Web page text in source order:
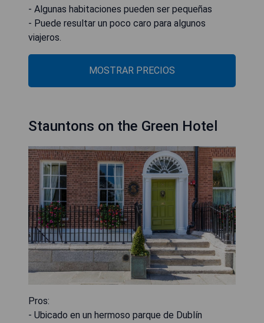
- Algunas habitaciones pueden ser pequeñas
- Puede resultar un poco caro para algunos
viajeros.
MOSTRAR PRECIOS
Stauntons on the Green Hotel
Pros:
- Ubicado en un hermoso parque de Dublín